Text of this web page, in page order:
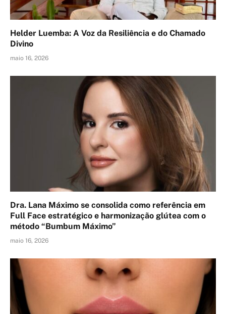
Helder Luemba: A Voz da Resiliência e do Chamado
Divino
maio 16, 2026
Dra. Lana Máximo se consolida como referência em
Full Face estratégico e harmonização glútea com o
método “Bumbum Máximo”
maio 16, 2026